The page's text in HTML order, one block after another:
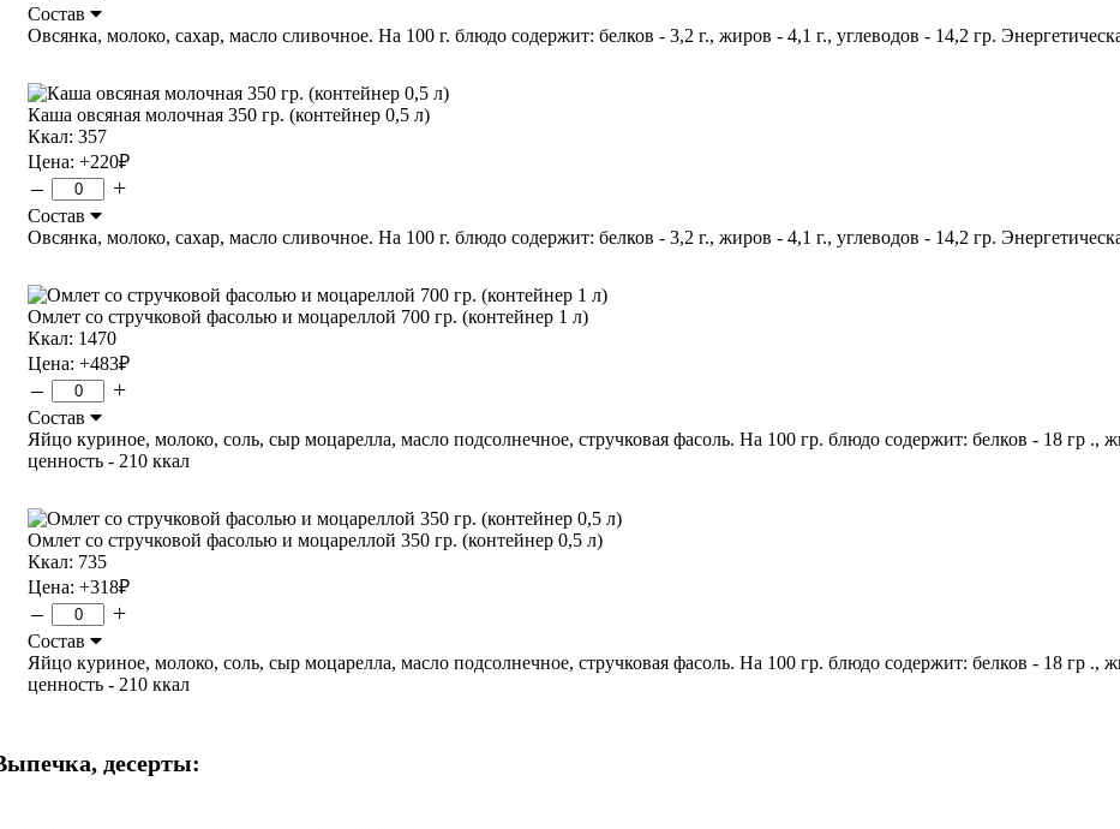
Состав
Овсянка, молоко, сахар, масло сливочное. На 100 г. блюдо содержит: белков - 3,2 г., жиров - 4,1 г., углеводов - 14,2 гр.
Каша овсяная молочная 350 гр. (контейнер 0,5 л)
Ккал: 357
Цена: +220₽
– +
Состав
Овсянка, молоко, сахар, масло сливочное. На 100 г. блюдо содержит: белков - 3,2 г., жиров - 4,1 г., углеводов - 14,2 гр.
Омлет со стручковой фасолью и моцареллой 700 гр. (контейнер 1 л)
Ккал: 1470
Цена: +483₽
– +
Состав
Яйцо куриное, молоко, соль, сыр моцарелла, масло подсолнечное, стручковая фасоль. На 100 гр. блюдо содержит: белков - 18 гр .,
ценность - 210 ккал
Омлет со стручковой фасолью и моцареллой 350 гр. (контейнер 0,5 л)
Ккал: 735
Цена: +318₽
– +
Состав
Яйцо куриное, молоко, соль, сыр моцарелла, масло подсолнечное, стручковая фасоль. На 100 гр. блюдо содержит: белков - 18 гр .,
ценность - 210 ккал
десерты: